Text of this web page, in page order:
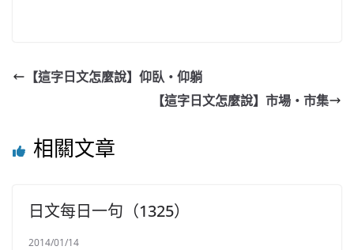
【這字日文怎麼說】仰臥・仰躺
【這字日文怎麼說】市場・市集
相關文章
日文每日一句（1325）
2014/01/14